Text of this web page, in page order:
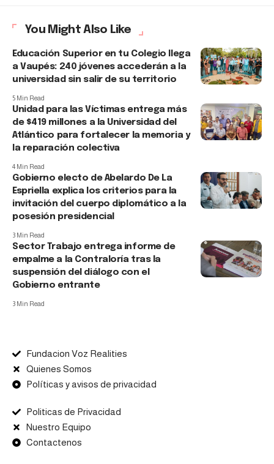
You Might Also Like
Educación Superior en tu Colegio llega
a Vaupés: 240 jóvenes accederán a la
universidad sin salir de su territorio
5 Min Read
Unidad para las Víctimas entrega más
de $419 millones a la Universidad del
Atlántico para fortalecer la memoria y
la reparación colectiva
4 Min Read
Gobierno electo de Abelardo De La
Espriella explica los criterios para la
invitación del cuerpo diplomático a la
posesión presidencial
3 Min Read
Sector Trabajo entrega informe de
empalme a la Contraloría tras la
suspensión del diálogo con el
Gobierno entrante
3 Min Read
Fundacion Voz Realities
Quienes Somos
Políticas y avisos de privacidad
Politicas de Privacidad
Nuestro Equipo
Contactenos